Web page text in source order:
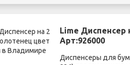
Lime Диспенсер
Арт:926000
Диспенсеры для